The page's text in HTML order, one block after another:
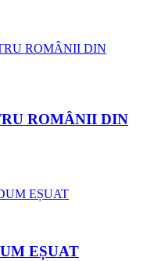
ROMÂNII DIN
EȘUAT